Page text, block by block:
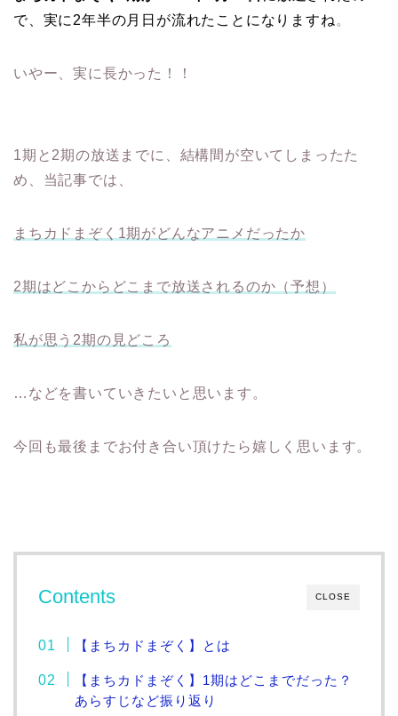
で、実に2年半の月日が流れたことになりますね 。
いやー、実に長かった！！
1期と2期の放送までに、結構間が空いてしまったた
め、当記事では、
まちカドまぞく1期がどんなアニメだったか
2期はどこからどこまで放送されるのか（予想）
私が思う2期の見どころ
…などを書いていきたいと思います。
今回も最後までお付き合い頂けたら嬉しく思います。
CLOSE
Contents
【まちカドまぞく】とは
【まちカドまぞく】1期はどこまでだった？
あらすじなど振り返り